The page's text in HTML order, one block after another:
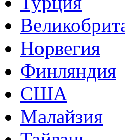
Норвегия
Финляндия
США
Малайзия